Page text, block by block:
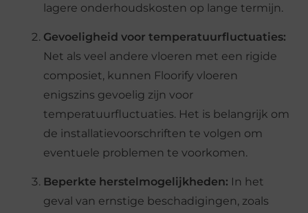
lagere onderhoudskosten op lange termijn.
Gevoeligheid voor temperatuurfluctuaties:
Net als veel andere vloeren met een rigide
composiet, kunnen Floorify vloeren
enigszins gevoelig zijn voor
temperatuurfluctuaties. Het is belangrijk om
de installatievoorschriften te volgen om
eventuele problemen te voorkomen.
Beperkte herstelmogelijkheden: In het
geval van ernstige beschadigingen, zoals